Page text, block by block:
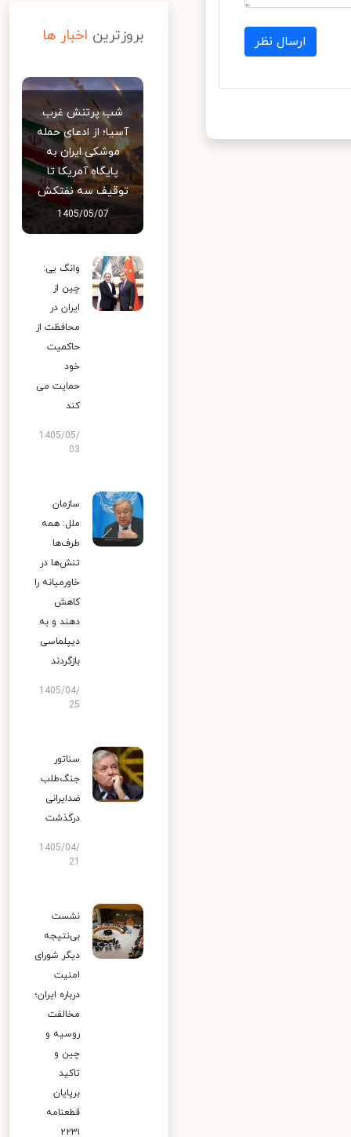
ارسال نظر بروزترین اخبار ها
شب پرتنش غرب
آسیا؛ از ادعای حمله
موشکی ایران به
پایگاه آمریکا تا
توقیف سه نفتکش
1405/05/07
وانگ یی:
چین از
ایران در
محافظت از
حاکمیت
خود
حمایت می
کند
1405/05/
03
سازمان
ملل: همه
طرف‌ها
تنش‌ها در
خاورمیانه را
کاهش
دهند و به
دیپلماسی
بازگردند
1405/04/
25
سناتور
جنگ‌طلب
ضدایرانی
درگذشت
1405/04/
نشست
بی‌نتیجه
دیگر شورای
امنیت
درباره ایران؛
مخالفت
روسیه و
چین و
تاکید
برپایان
قطعنامه
۲۲۳۱